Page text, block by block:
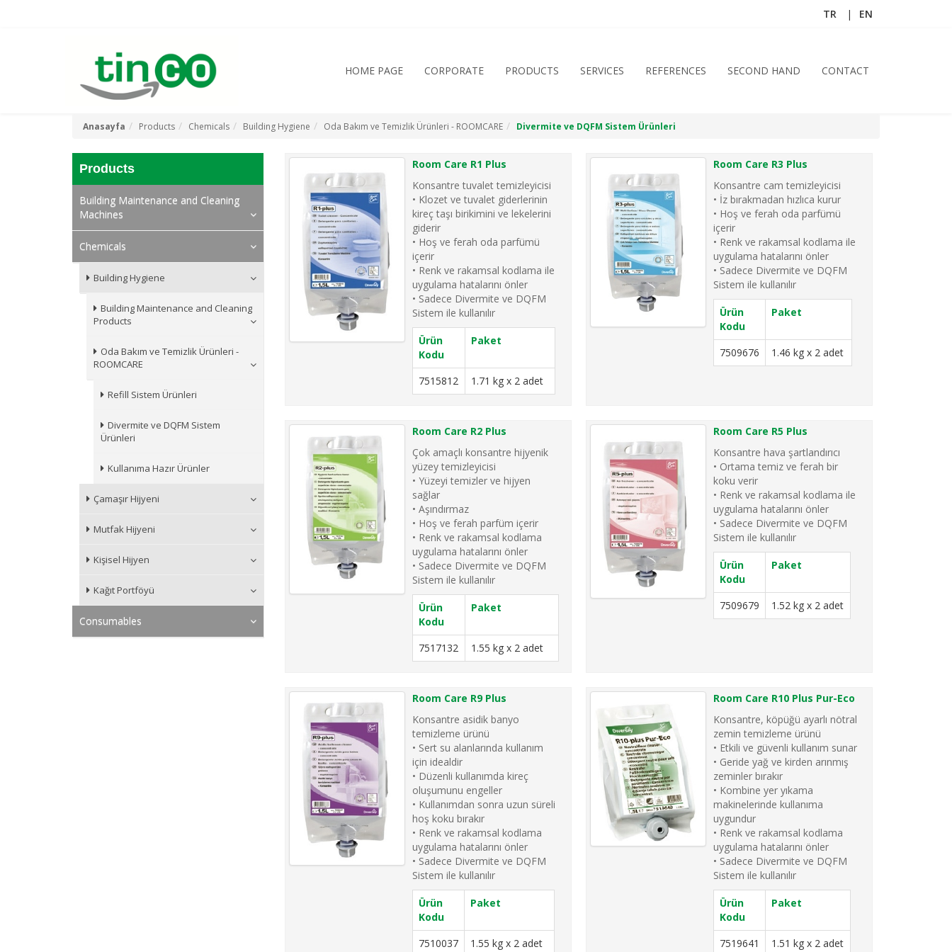
TR EN
HOME PAGE CORPORATE PRODUCTS SERVICES REFERENCES SECOND HAND CONTACT
Anasayfa Products Chemicals Building Hygiene Oda Bakım ve Temizlik Ürünleri - ROOMCARE Divermite ve DQFM Sistem Ürünleri
Products
Building Maintenance and Cleaning
Machines
Chemicals
Building Hygiene
Building Maintenance and Cleaning
Products
Oda Bakım ve Temizlik Ürünleri -
ROOMCARE
Refill Sistem Ürünleri
Divermite ve DQFM Sistem
Ürünleri
Kullanıma Hazır Ürünler
Çamaşır Hijyeni
Mutfak Hijyeni
Kişisel Hijyen
Kağıt Portföyü
Consumables
Room Care R1 Plus
Konsantre tuvalet temizleyicisi
• Klozet ve tuvalet giderlerinin
kireç taşı birikimini ve lekelerini
giderir
• Hoş ve ferah oda parfümü
içerir
• Renk ve rakamsal kodlama ile
uygulama hatalarını önler
• Sadece Divermite ve DQFM
Sistem ile kullanılır
Ürün
Kodu
Paket
7515812 1.71 kg x 2 adet
Room Care R3 Plus
Konsantre cam temizleyicisi
• İz bırakmadan hızlıca kurur
• Hoş ve ferah oda parfümü
içerir
• Renk ve rakamsal kodlama ile
uygulama hatalarını önler
• Sadece Divermite ve DQFM
Sistem ile kullanılır
Ürün
Kodu
Paket
7509676 1.46 kg x 2 adet
Room Care R2 Plus
Çok amaçlı konsantre hijyenik
yüzey temizleyicisi
• Yüzeyi temizler ve hijyen
sağlar
• Aşındırmaz
• Hoş ve ferah parfüm içerir
• Renk ve rakamsal kodlama
uygulama hatalarını önler
• Sadece Divermite ve DQFM
Sistem ile kullanılır
Ürün
Kodu
Paket
7517132 1.55 kg x 2 adet
Room Care R5 Plus
Konsantre hava şartlandırıcı
• Ortama temiz ve ferah bir
koku verir
• Renk ve rakamsal kodlama ile
uygulama hatalarını önler
• Sadece Divermite ve DQFM
Sistem ile kullanılır
Ürün
Kodu
Paket
7509679 1.52 kg x 2 adet
Room Care R9 Plus
Konsantre asidik banyo
temizleme ürünü
• Sert su alanlarında kullanım
için idealdir
• Düzenli kullanımda kireç
oluşumunu engeller
• Kullanımdan sonra uzun süreli
hoş koku bırakır
• Renk ve rakamsal kodlama
uygulama hatalarını önler
• Sadece Divermite ve DQFM
Sistem ile kullanılır
Ürün
Kodu
Paket
7510037 1.55 kg x 2 adet
Room Care R10 Plus Pur-Eco
Konsantre, köpüğü ayarlı nötral
zemin temizleme ürünü
• Etkili ve güvenli kullanım sunar
• Geride yağ ve kirden arınmış
zeminler bırakır
• Kombine yer yıkama
makinelerinde kullanıma
uygundur
• Renk ve rakamsal kodlama
uygulama hatalarını önler
• Sadece Divermite ve DQFM
Sistem ile kullanılır
Ürün
Kodu
Paket
7519641 1.51 kg x 2 adet